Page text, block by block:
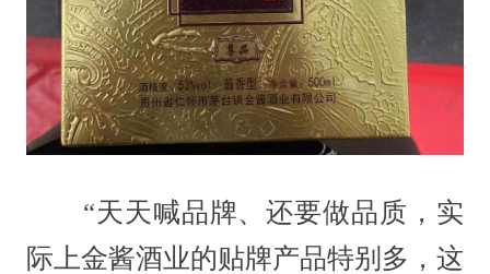
“天天喊品牌、还要做品质，实
际上金酱酒业的贴牌产品特别多，这